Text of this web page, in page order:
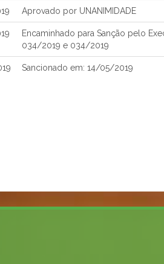
Aprovado por UNANIMIDADE
Encaminhado para Sanção pelo
034/2019 e 034/2019
Sancionado em: 14/05/2019